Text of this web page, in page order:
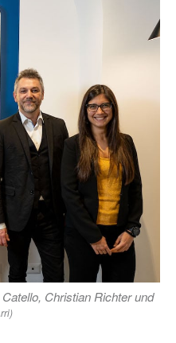
Christian Richter und